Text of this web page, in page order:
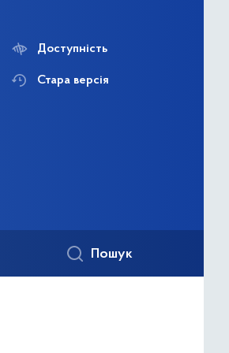
Доступність
Стара версія
Пошук